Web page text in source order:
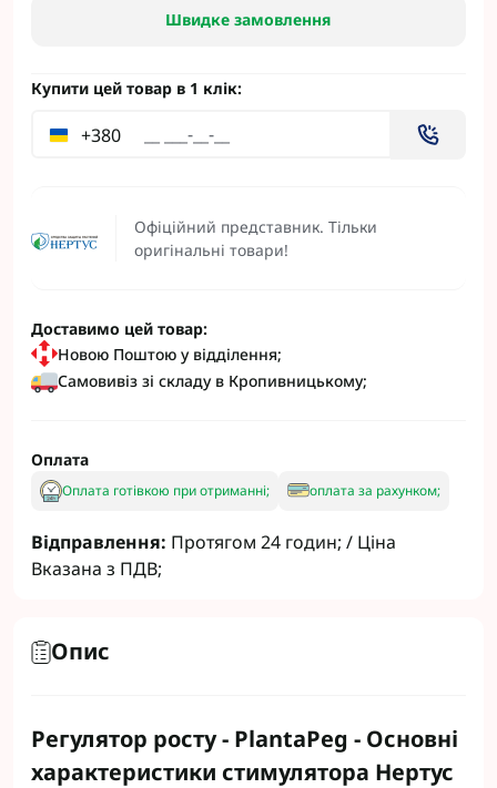
Офіційний представник. Тільки
оригінальні товари!
Швидке замовлення
Купити цей товар в 1 клік:
+380
Доставимо цей товар:
Новою Поштою у відділення;
Самовивіз зі складу в Кропивницькому;
Оплата
Оплата готівкою при отриманні; оплата за рахунком;
Відправлення: Протягом 24 годин; / Ціна
Вказана з ПДВ;
Опис
Регулятор росту - PlantaPeg - Основні
характеристики стимулятора Нертус